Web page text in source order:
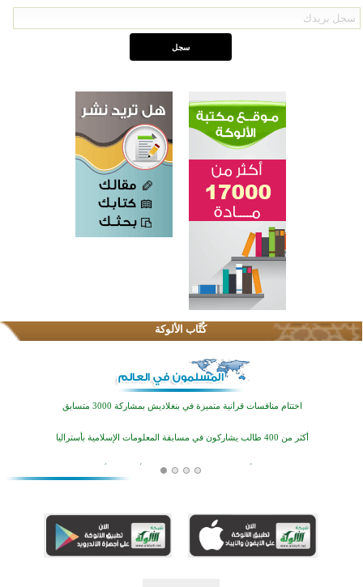
كُتَّاب الألوكة
اختتام الدورة التاسعة لمسابقة حفظ وتلاوة القرآن الكريم في أزناكاييف
تيسليتش تختتم برنامجا تعليميا لتعزيز القيم وبناء الشخصية للشباب المسلمين
اختتام منافسات قرآنية متميزة في بنغلاديش بمشاركة 3000 متسابق
أكثر من 400 طالب يشاركون في مسابقة المعلومات الإسلامية بأستراليا
افتتاح تاريخي لأول مسجد في بلييفليا بالجبل الأسود منذ أكثر من قرن
أكبر مشروع إسلامي في ريف أستراليا يفتتح أبوابه بعد سنوات من العمل والعطاء